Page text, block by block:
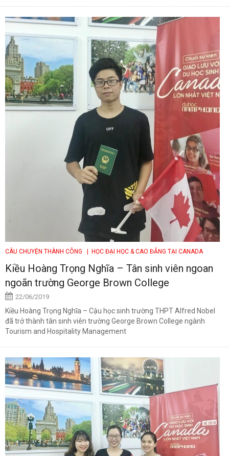
CÂU CHUYỆN THÀNH CÔNG | HỌC ĐẠI HỌC & CAO ĐẲNG TẠI CANADA
Kiều Hoàng Trọng Nghĩa – Tân sinh viên ngoan
ngoãn trường George Brown College
22/06/2019
Kiều Hoàng Trọng Nghĩa – Cậu học sinh trường THPT Alfred Nobel
đã trở thành tân sinh viên trường George Brown College ngành
Tourism and Hospitality Management